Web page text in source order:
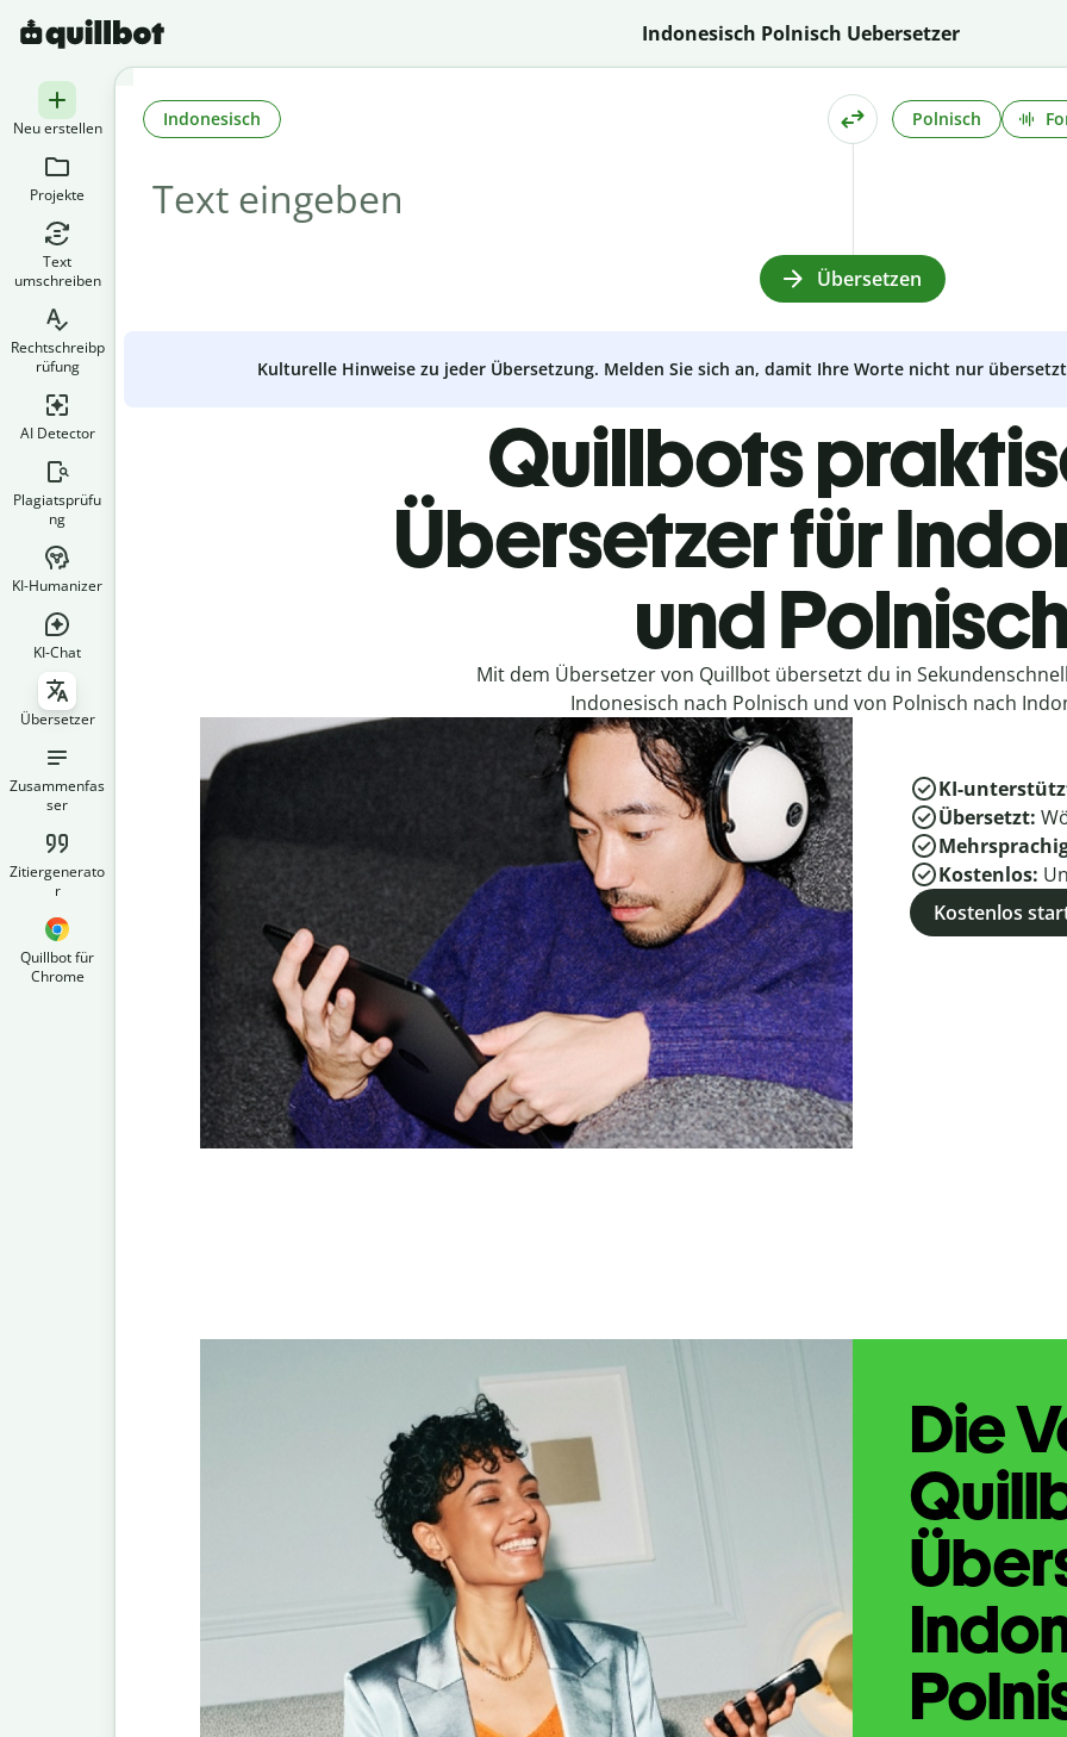
Indonesisch Polnisch Uebersetzer
Neu erstellen
Projekte
Text
umschreiben
Rechtschreibp
rüfung
AI Detector
Plagiatsprüfu
ng
KI-Humanizer
KI-Chat
Übersetzer
Zusammenfas
ser
Zitiergenerato
r
Quillbot für
Chrome
Indonesisch Polnisch
Übersetzen
Kulturelle Hinweise zu jeder Übersetzung. Melden Sie sich an, damit Ihre Worte nicht nur
Quillbots
Übersetzer für
und
Mit dem Übersetzer von Quillbot übersetzt du in
Indonesisch nach Polnisch und von Polnisch nach
KI-
Übersetzt:
Kostenlos:
Kostenlos
Die